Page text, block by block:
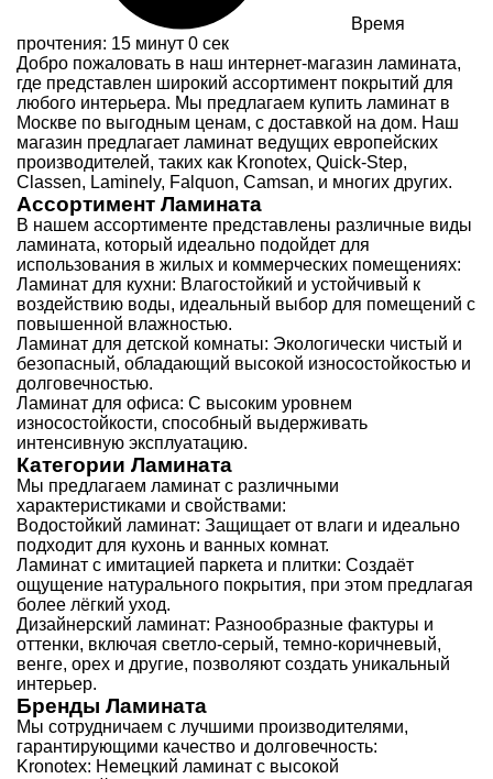
Время
прочтения: 15 минут 0 сек
Добро пожаловать в наш интернет-магазин ламината,
где представлен широкий ассортимент покрытий для
любого интерьера. Мы предлагаем купить ламинат в
Москве по выгодным ценам, с доставкой на дом. Наш
магазин предлагает ламинат ведущих европейских
производителей, таких как Kronotex, Quick-Step,
Classen, Laminely, Falquon, Camsan, и многих других.
Ассортимент Ламината
В нашем ассортименте представлены различные виды
ламината, который идеально подойдет для
использования в жилых и коммерческих помещениях:
Ламинат для кухни: Влагостойкий и устойчивый к
воздействию воды, идеальный выбор для помещений с
повышенной влажностью.
Ламинат для детской комнаты: Экологически чистый и
безопасный, обладающий высокой износостойкостью и
долговечностью.
Ламинат для офиса: С высоким уровнем
износостойкости, способный выдерживать
интенсивную эксплуатацию.
Категории Ламината
Мы предлагаем ламинат с различными
характеристиками и свойствами:
Водостойкий ламинат: Защищает от влаги и идеально
подходит для кухонь и ванных комнат.
Ламинат с имитацией паркета и плитки: Создаёт
ощущение натурального покрытия, при этом предлагая
более лёгкий уход.
Дизайнерский ламинат: Разнообразные фактуры и
оттенки, включая светло-серый, темно-коричневый,
венге, орех и другие, позволяют создать уникальный
интерьер.
Бренды Ламината
Мы сотрудничаем с лучшими производителями,
гарантирующими качество и долговечность:
Kronotex: Немецкий ламинат с высокой